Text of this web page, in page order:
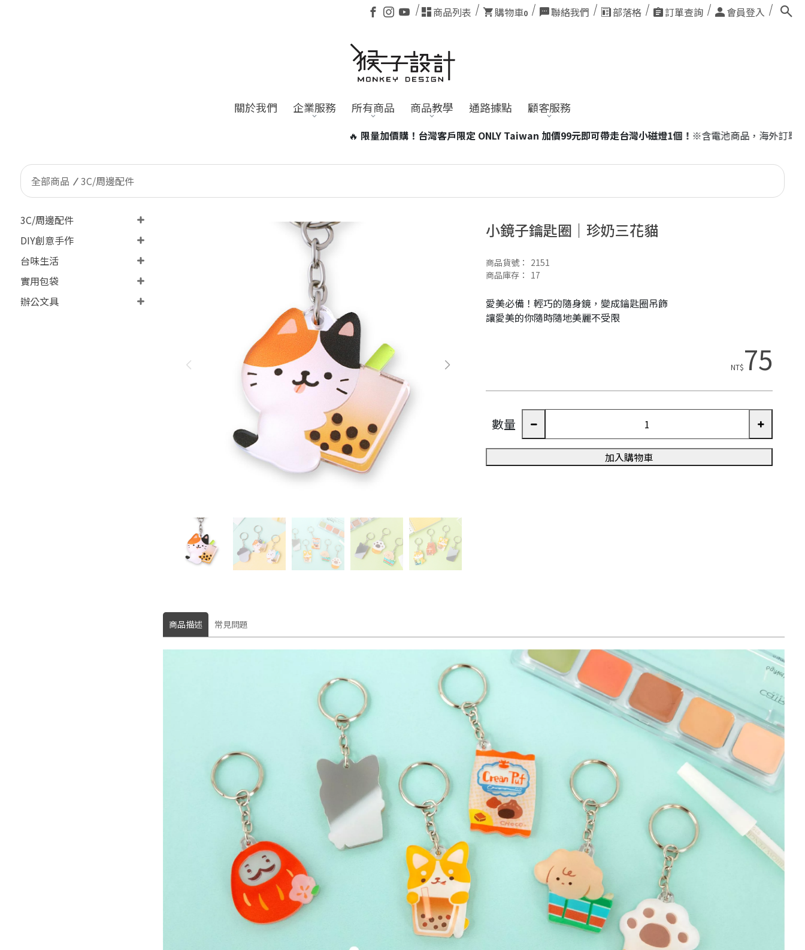
商品列表 購物車0 聯絡我們 部落格 訂單查詢 會員登入
關於我們 企業服務 所有商品 商品教學 通路據點 顧客服務
限量加價購！台灣客戶限定 ONLY Taiwan 加價99元即可帶走台灣小磁燈1個！※含電池商品，海外訂單恕不適用。
全部商品 3C/周邊配件
3C/周邊配件
DIY創意手作
台味生活
實用包袋
辦公文具
小鏡子鑰匙圈｜珍奶三花貓
商品貨號： 2151
商品庫存： 17
愛美必備！輕巧的隨身鏡，變成鑰匙圈吊飾
讓愛美的你隨時隨地美麗不受限
NT$75
數量
加入購物車
商品描述 常見問題